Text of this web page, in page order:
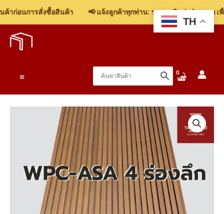
าก่อนการสั่งซื้อสินค้า 📢 แจ้งลูกค้าทุกท่าน: รบกวนติดต่อฝ่ายขาย เ
Menu
TH